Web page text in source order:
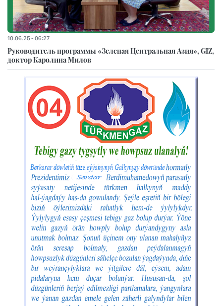
10.06.25 - 06:27
Руководитель программы «Зеленая Центральная Азия», GIZ,
доктор Каролина Милов